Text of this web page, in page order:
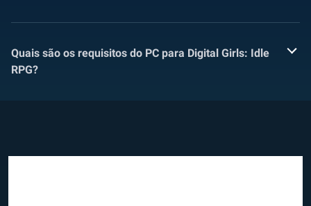
Quais são os requisitos do PC para Digital Girls: Idle
RPG?